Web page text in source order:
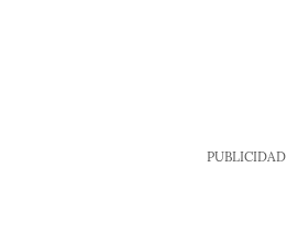
PUBLICIDAD